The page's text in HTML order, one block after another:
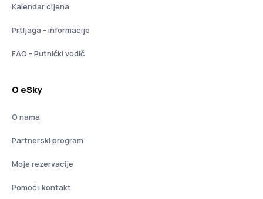
Kalendar cijena
Prtljaga - informacije
FAQ - Putnički vodič
O eSky
O nama
Partnerski program
Moje rezervacije
Pomoć i kontakt